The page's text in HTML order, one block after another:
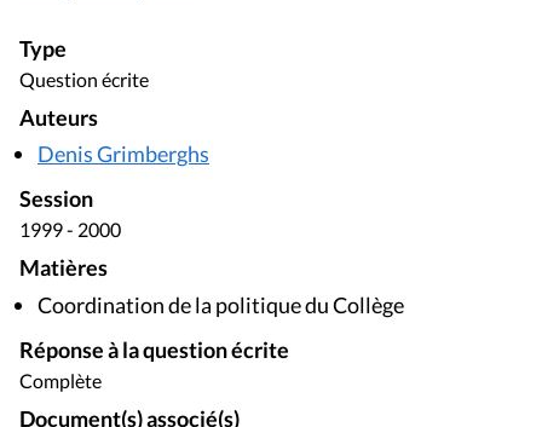
Type
Question écrite
Auteurs
Denis Grimberghs
Session
1999 - 2000
Matières
Coordination de la politique du Collège
Réponse à la question écrite
Complète
Document(s) associé(s)